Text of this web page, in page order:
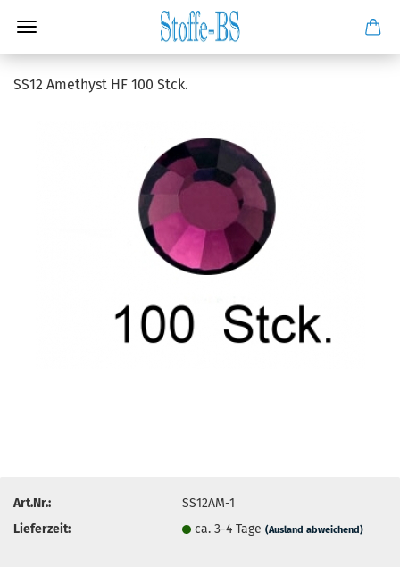
SS12 Amethyst HF 100 Stck.
Art.Nr.:
SS12AM-1
Lieferzeit:
ca. 3-4 Tage(Ausland abweichend)